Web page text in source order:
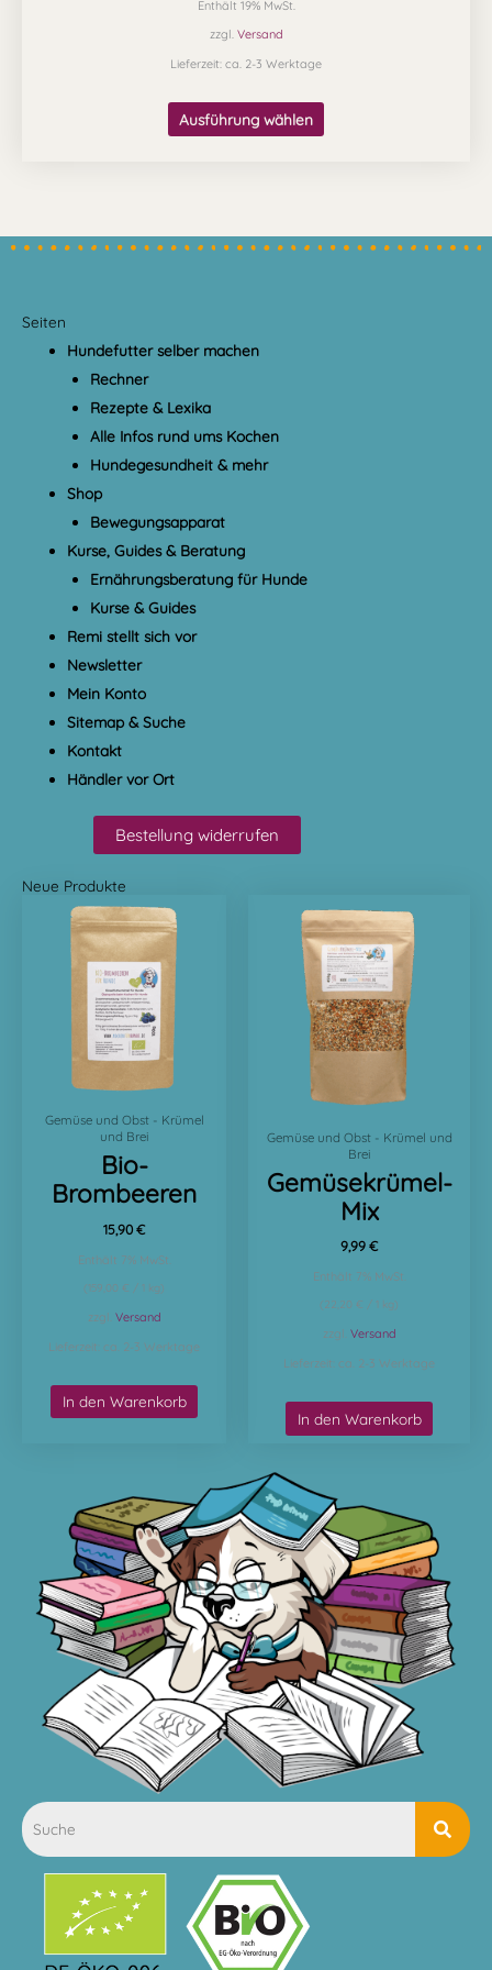
Enthält 19% MwSt.
zzgl. Versand
Lieferzeit: ca. 2-3 Werktage
Ausführung wählen
Seiten
Hundefutter selber machen
Rechner
Rezepte & Lexika
Alle Infos rund ums Kochen
Hundegesundheit & mehr
Shop
Bewegungsapparat
Kurse, Guides & Beratung
Ernährungsberatung für Hunde
Kurse & Guides
Remi stellt sich vor
Newsletter
Mein Konto
Sitemap & Suche
Kontakt
Händler vor Ort
Bestellung widerrufen
Neue Produkte
Gemüse und Obst - Krümel
und Brei
Bio-
Brombeeren
15,90€
Enthält 7% MwSt.
(159,00 € / 1 kg)
zzgl. Versand
Lieferzeit: ca. 2-3 Werktage
In den Warenkorb
Gemüse und Obst - Krümel und
Brei
Gemüsekrümel-
Mix
9,99€
Enthält 7% MwSt.
(22,20 € / 1 kg)
zzgl. Versand
Lieferzeit: ca. 2-3 Werktage
In den Warenkorb